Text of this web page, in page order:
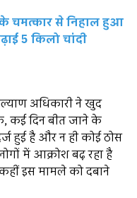
के चमत्कार से निहाल हुआ
5 किलो चांदी
अधिकारी ने खुद
कई दिन बीत जाने के
हुई है और न ही कोई ठोस
में आक्रोश बढ़ रहा है
इस मामले को दबाने